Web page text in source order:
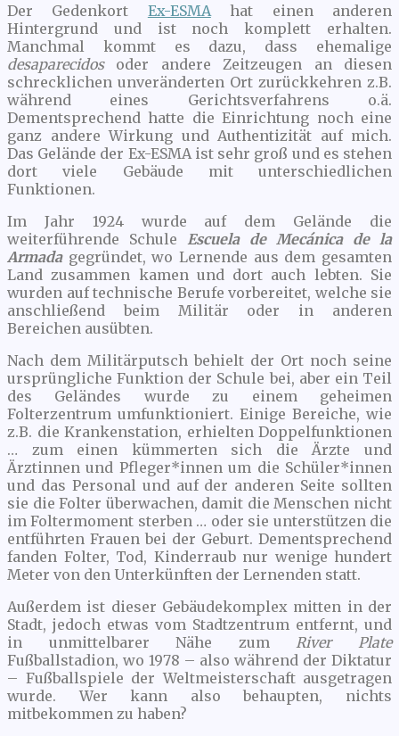
Der Gedenkort Ex-ESMAhat einen anderen
Hintergrund und ist noch komplett erhalten.
Manchmal kommt es dazu, dass ehemalige
desaparecidos oder andere Zeitzeugen an diesen
schrecklichen unveränderten Ort zurückkehren z.B.
während eines Gerichtsverfahrens o.ä.
Dementsprechend hatte die Einrichtung noch eine
ganz andere Wirkung und Authentizität auf mich.
Das Gelände der Ex-ESMA ist sehr groß und es stehen
dort viele Gebäude mit unterschiedlichen
Funktionen.
Im Jahr 1924 wurde auf dem Gelände die
weiterführende Schule Escuela de Mecánica de la
Armadagegründet, wo Lernende aus dem gesamten
Land zusammen kamen und dort auch lebten. Sie
wurden auf technische Berufe vorbereitet, welche sie
anschließend beim Militär oder in anderen
Bereichen ausübten.
Nach dem Militärputsch behielt der Ort noch seine
ursprüngliche Funktion der Schule bei, aber ein Teil
des Geländes wurde zu einem geheimen
Folterzentrum umfunktioniert. Einige Bereiche, wie
z.B. die Krankenstation, erhielten Doppelfunktionen
… zum einen kümmerten sich die Ärzte und
Ärztinnen und Pfleger*innen um die Schüler*innen
und das Personal und auf der anderen Seite sollten
sie die Folter überwachen, damit die Menschen nicht
im Foltermoment sterben … oder sie unterstützen die
entführten Frauen bei der Geburt. Dementsprechend
fanden Folter, Tod, Kinderraub nur wenige hundert
Meter von den Unterkünften der Lernenden statt.
Außerdem ist dieser Gebäudekomplex mitten in der
Stadt, jedoch etwas vom Stadtzentrum entfernt, und
in unmittelbarer Nähe zumRiver Plate
Fußballstadion, wo 1978 – also während der Diktatur
– Fußballspiele der Weltmeisterschaft ausgetragen
wurde. Wer kann also behaupten, nichts
mitbekommen zu haben?